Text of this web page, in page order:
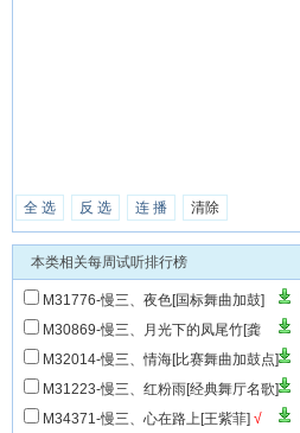
全 选 反 选 连 播 清除
本类相关每周试听排行榜
M31776-慢三、夜色[国标舞曲加鼓]
M30869-慢三、月光下的凤尾竹[龚
玥]
√M32014-慢三、情海[比赛舞曲加鼓点]
M31223-慢三、红粉雨[经典舞厅名歌]
M34371-慢三、心在路上[王紫菲] √